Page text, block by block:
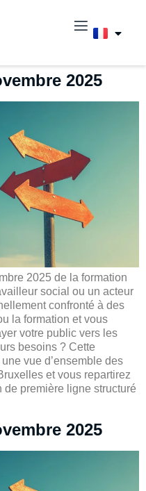
2025
2025 de la formation
social ou un acteur
confronté à des
la formation et vous
votre public vers les
besoins ? Cette
vue d’ensemble des
et vous repartirez
de première ligne structuré
2025